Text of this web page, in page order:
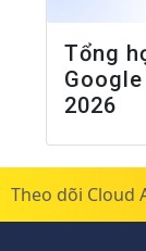
Tổng
2026
Theo dõi Cloud